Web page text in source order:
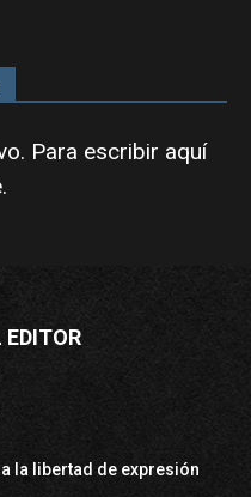
Para escribir aquí
.
EDITOR
la libertad de expresión